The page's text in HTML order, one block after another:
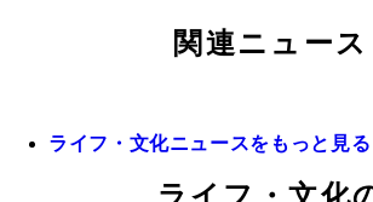
関連ニュース
ライフ・文化ニュースをもっと見る